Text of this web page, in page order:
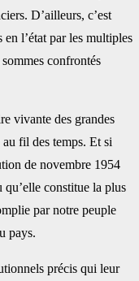
D’ailleurs, c’est
en l’état par les multiples
confrontés
vivante des grandes
au fil des temps. Et si
de novembre 1954
qu’elle constitue la plus
par notre peuple
pays.
précis qui leur